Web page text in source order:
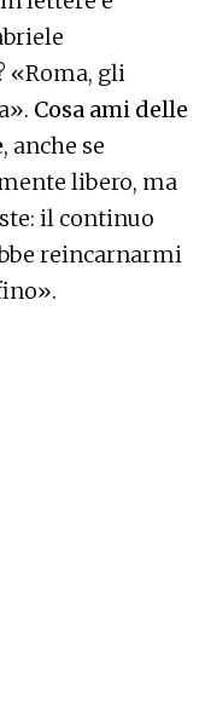
«Roma, gli
Cosa ami delle
, anche se
libero, ma
il continuo
reincarnarmi